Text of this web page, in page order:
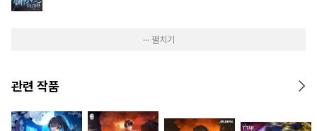
··· 펼치기
관련 작품